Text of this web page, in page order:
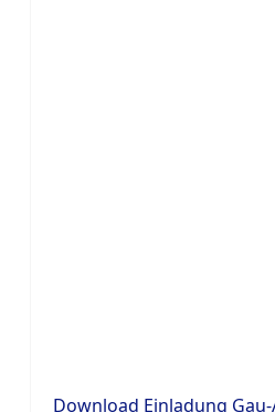
Download Einladung